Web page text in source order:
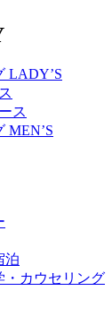
LADY’S
ス
MEN’S
泊
・カウセリング